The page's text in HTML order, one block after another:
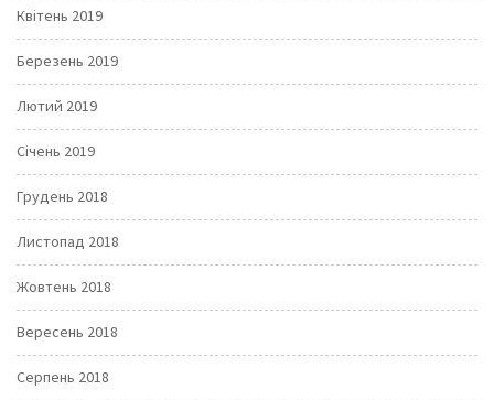
Квітень 2019
Березень 2019
Лютий 2019
Січень 2019
Грудень 2018
Листопад 2018
Жовтень 2018
Вересень 2018
Серпень 2018